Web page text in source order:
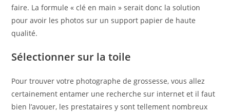
faire. La formule « clé en main » serait donc la solution
pour avoir les photos sur un support papier de haute
qualité.
Sélectionner sur la toile
Pour trouver votre photographe de grossesse, vous allez
certainement entamer une recherche sur internet et il faut
bien l’avouer, les prestataires y sont tellement nombreux